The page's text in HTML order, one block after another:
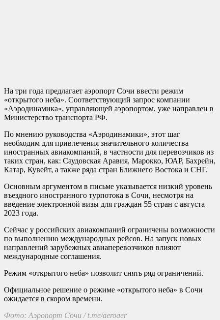
На три года предлагает аэропорт Сочи ввести режим
«открытого неба». Соответствующий запрос компании
«Аэродинамика», управляющей аэропортом, уже направлен в
Министерство транспорта РФ.
По мнению руководства «Аэродинамики», этот шаг
необходим для привлечения значительного количества
иностранных авиакомпаний, в частности для перевозчиков из
таких стран, как: Саудовская Аравия, Марокко, ЮАР, Бахрейн,
Катар, Кувейт, а также ряда стран Ближнего Востока и СНГ.
Основным аргументом в письме указывается низкий уровень
въездного иностранного турпотока в Сочи, несмотря на
введение электронной визы для граждан 55 стран с августа
2023 года.
Сейчас у российских авиакомпаний ограничены возможности
по выполнению международных рейсов. На запуск новых
направлений зарубежных авиаперевозчиков влияют
международные соглашения.
Режим «открытого неба» позволит снять ряд ограничений.
Официальное решение о режиме «открытого неба» в Сочи
ожидается в скором времени.
Фото: Аэропорт Сочи / t.me/aeroaer